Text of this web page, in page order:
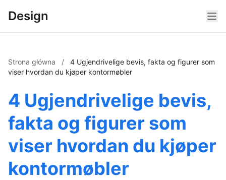
Design
Strona główna /
4 Ugjendrivelige bevis, fakta og figurer som
viser hvordan du kjøper kontormøbler
4 Ugjendrivelige bevis,
fakta og figurer som
viser hvordan du kjøper
kontormøbler